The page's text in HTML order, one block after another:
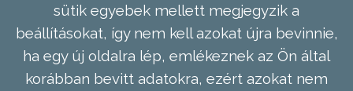
sütik egyebek mellett megjegyzik a
beállításokat, így nem kell azokat újra bevinnie,
ha egy új oldalra lép, emlékeznek az Ön által
korábban bevitt adatokra, ezért azokat nem